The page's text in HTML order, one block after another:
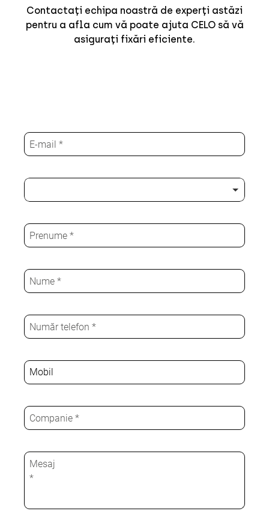
Contactați echipa noastră de experți astăzi
pentru a afla cum vă poate ajuta CELO să vă
asigurați fixări eficiente.